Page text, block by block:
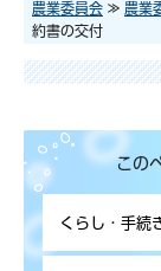
農業委員会 ≫ 農業
約書の交付
この
くらし・手続